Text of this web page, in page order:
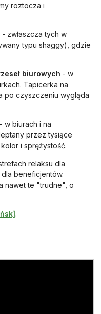
roztocza i
otwiera się w nowej karcie
- zwłaszcza tych w
typu shaggy), gdzie
się w nowej karcie
biurowych - w
Tapicerka na
po czyszczeniu wygląda
karcie
- w biurach i na
przez tysiące
i sprężystość.
się w nowej karcie
relaksu dla
beneficjentów.
nawet te "trudne", o
.